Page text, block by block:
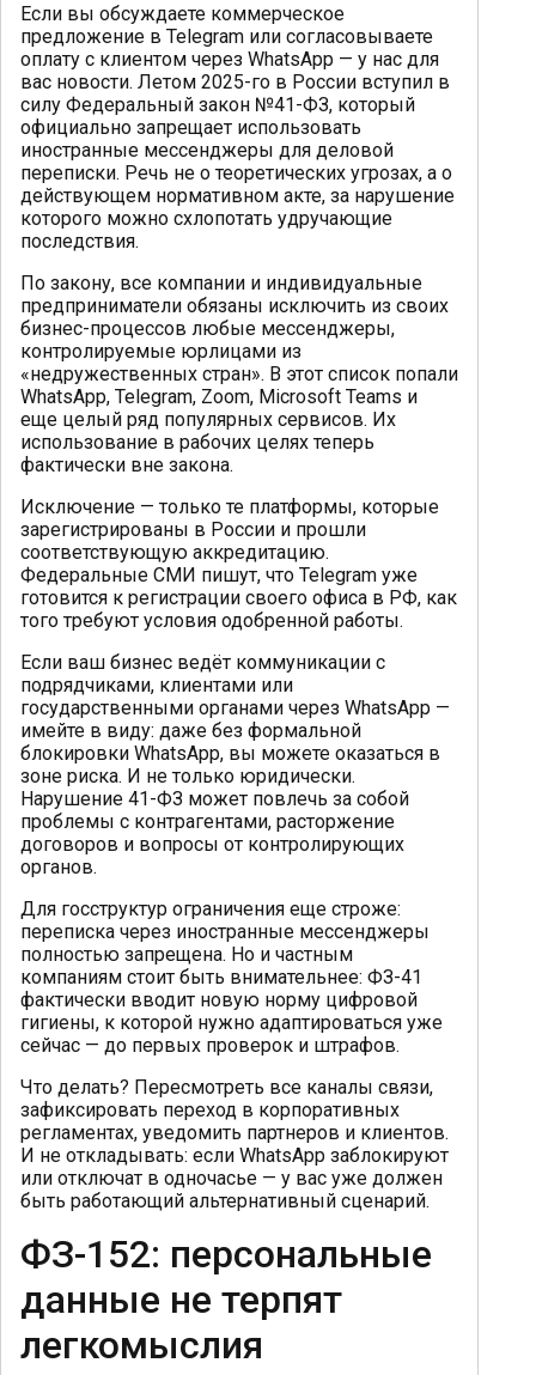
Если вы обсуждаете коммерческое
предложение в Telegram или согласовываете
оплату с клиентом через WhatsApp — у нас для
вас новости. Летом 2025-го в России вступил в
силу Федеральный закон №41-ФЗ, который
официально запрещает использовать
иностранные мессенджеры для деловой
переписки. Речь не о теоретических угрозах, а о
действующем нормативном акте, за нарушение
которого можно схлопотать удручающие
последствия.
По закону, все компании и индивидуальные
предприниматели обязаны исключить из своих
бизнес-процессов любые мессенджеры,
контролируемые юрлицами из
«недружественных стран». В этот список попали
WhatsApp, Telegram, Zoom, Microsoft Teams и
еще целый ряд популярных сервисов. Их
использование в рабочих целях теперь
фактически вне закона.
Исключение — только те платформы, которые
зарегистрированы в России и прошли
соответствующую аккредитацию.
Федеральные СМИ пишут, что Telegram уже
готовится к регистрации своего офиса в РФ, как
того требуют условия одобренной работы.
Если ваш бизнес ведёт коммуникации с
подрядчиками, клиентами или
государственными органами через WhatsApp —
имейте в виду: даже без формальной
блокировки WhatsApp, вы можете оказаться в
зоне риска. И не только юридически.
Нарушение 41-ФЗ может повлечь за собой
проблемы с контрагентами, расторжение
договоров и вопросы от контролирующих
органов.
Для госструктур ограничения еще строже:
переписка через иностранные мессенджеры
полностью запрещена. Но и частным
компаниям стоит быть внимательнее: ФЗ-41
фактически вводит новую норму цифровой
гигиены, к которой нужно адаптироваться уже
сейчас — до первых проверок и штрафов.
Что делать? Пересмотреть все каналы связи,
зафиксировать переход в корпоративных
регламентах, уведомить партнеров и клиентов.
И не откладывать: если WhatsApp заблокируют
или отключат в одночасье — у вас уже должен
быть работающий альтернативный сценарий.
ФЗ-152: персональные
данные не терпят
легкомыслия